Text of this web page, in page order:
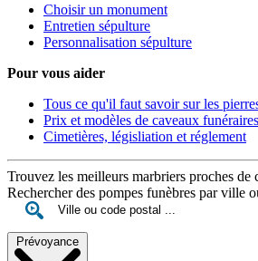
Choisir un monument
Entretien sépulture
Personnalisation sépulture
Pour vous aider
Tous ce qu'il faut savoir sur les
Prix et modèles de caveaux funéraires
Cimetières, législiation et réglement
Trouvez les meilleurs marbriers proches de
Rechercher des pompes funèbres par ville
Prévoyance